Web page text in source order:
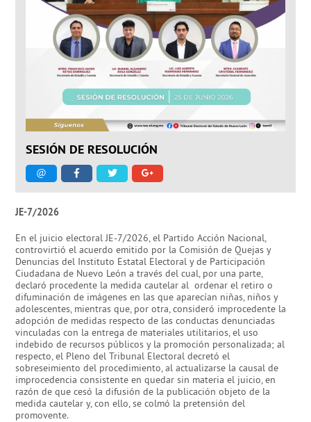
SESIÓN DE RESOLUCIÓN
@
JE-7/2026
En el juicio electoral JE-7/2026, el Partido Acción Nacional,
controvirtió el acuerdo emitido por la Comisión de Quejas y
Denuncias del Instituto Estatal Electoral y de Participación
Ciudadana de Nuevo León a través del cual, por una parte,
declaró procedente la medida cautelar al ordenar el retiro o
difuminación de imágenes en las que aparecían niñas, niños y
adolescentes, mientras que, por otra, consideró improcedente la
adopción de medidas respecto de las conductas denunciadas
vinculadas con la entrega de materiales utilitarios, el uso
indebido de recursos públicos y la promoción personalizada; al
respecto, el Pleno del Tribunal Electoral decretó el
sobreseimiento del procedimiento, al actualizarse la causal de
improcedencia consistente en quedar sin materia el juicio, en
razón de que cesó la difusión de la publicación objeto de la
medida cautelar y, con ello, se colmó la pretensión del
promovente.